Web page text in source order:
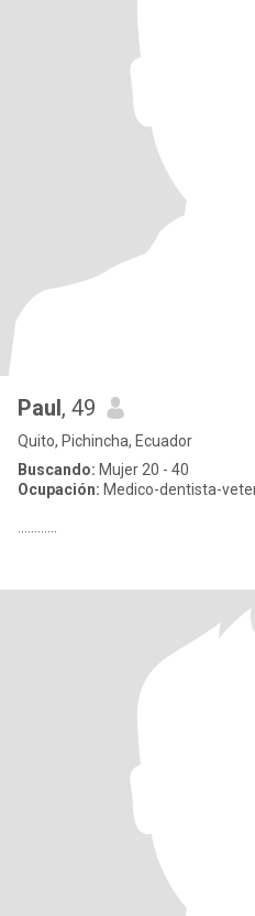
Paul, 49
Quito, Pichincha, Ecuador
Buscando: Mujer 20 - 40
Ocupación: Medico-dentista-